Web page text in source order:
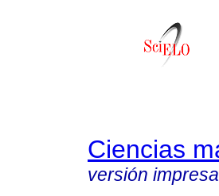
Ciencias
versión impresa